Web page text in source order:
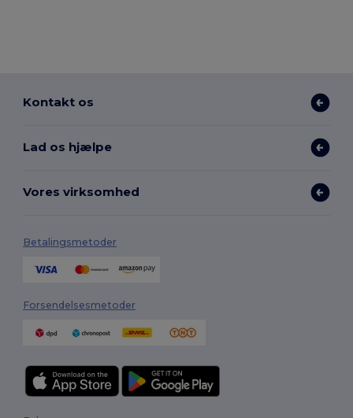
Kontakt os
Lad os hjælpe
Vores virksomhed
Betalingsmetoder
Forsendelsesmetoder